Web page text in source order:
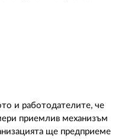
и работодателите, че
приемлив механизъм
ще предприеме